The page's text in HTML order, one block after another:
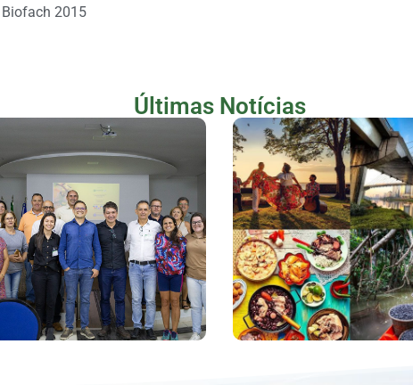
Biofach 2015
Últimas Notícias
Lançamento Do
Projeto JOA Economia
Solidária
Novas Filiais Da
Terceira Via